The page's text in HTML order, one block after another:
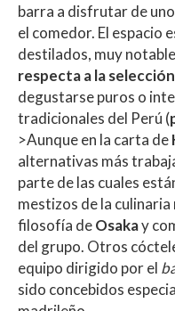
barra a disfrutar de
el comedor. El espacio
destilados, muy
respecta a la
degustarse puros o
tradicionales del Perú (
>Aunque en la carta de
alternativas más
parte de las cuales
mestizos de la
filosofía deOsakay
del grupo. Otros
equipo dirigido por el
sido concebidos